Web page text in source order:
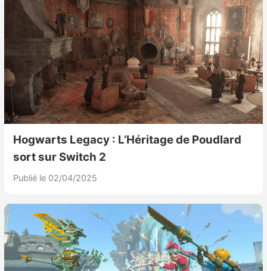
Hogwarts Legacy : L’Héritage de Poudlard
sort sur Switch 2
Publié le 02/04/2025